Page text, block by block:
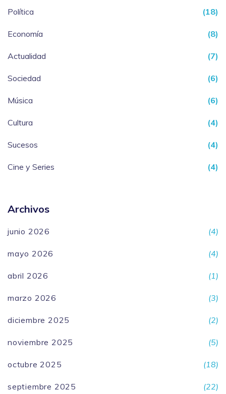
Política (18)
Economía (8)
Actualidad (7)
Sociedad (6)
Música (6)
Cultura (4)
Sucesos (4)
Cine y Series (4)
Archivos
junio 2026 (4)
mayo 2026 (4)
abril 2026 (1)
marzo 2026 (3)
diciembre 2025 (2)
noviembre 2025 (5)
octubre 2025 (18)
septiembre 2025 (22)